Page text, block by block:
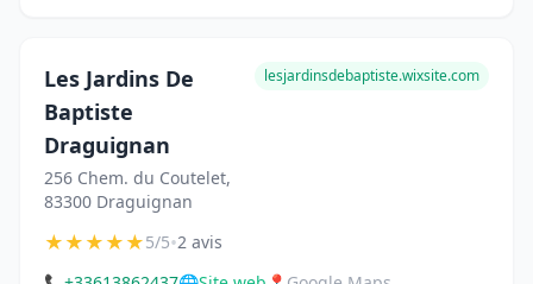
Les Jardins De
Baptiste
Draguignan
256 Chem. du Coutelet,
83300 Draguignan
lesjardinsdebaptiste.wixsite.com
★★★★★5/5•2 avis